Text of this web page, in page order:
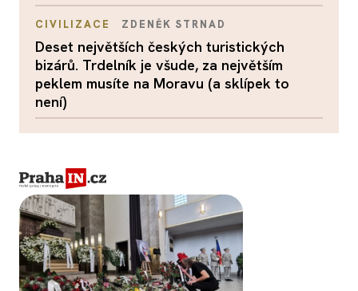
CIVILIZACE ZDENĚK STRNAD
Deset největších českých turistických
bizárů. Trdelník je všude, za největším
peklem musíte na Moravu (a sklípek to
není)